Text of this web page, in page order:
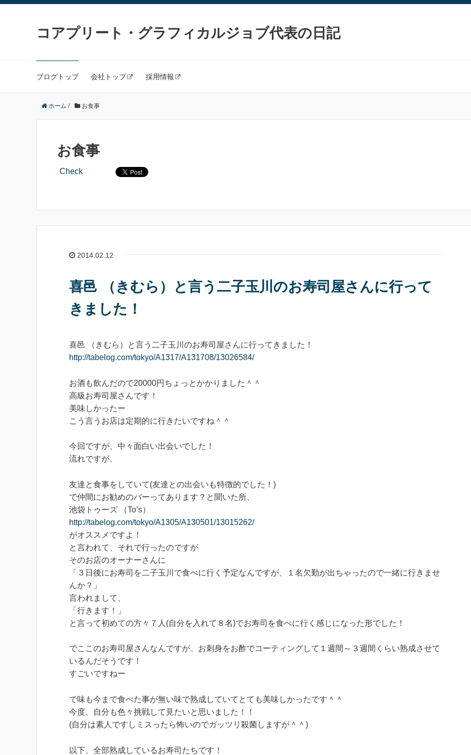
コアプリート・グラフィカルジョブ代表の日記
ブログトップ 会社トップ 採用情報
ホーム / お食事
お食事
Check
2014.02.12
喜邑 （きむら）と言う二子玉川のお寿司屋さんに行って
きました！
喜邑 （きむら）と言う二子玉川のお寿司屋さんに行ってきました！
http://tabelog.com/tokyo/A1317/A131708/13026584/
お酒も飲んだので20000円ちょっとかかりました＾＾
高級お寿司屋さんです！
美味しかったー
こう言うお店は定期的に行きたいですね＾＾
今回ですが、中々面白い出会いでした！
流れですが、
友達と食事をしていて(友達との出会いも特徴的でした！)
で仲間にお勧めのバーってあります？と聞いた所、
池袋トゥーズ （To’s）
http://tabelog.com/tokyo/A1305/A130501/13015262/
がオススメですよ！
と言われて、それで行ったのですが
そのお店のオーナーさんに
「３日後にお寿司を二子玉川で食べに行く予定なんですが、１名欠勤が出ちゃったので一緒に行きませ
んか？」
言われまして、
「行きます！」
と言って初めての方々７人(自分を入れて８名)でお寿司を食べに行く感じになった形でした！
でここのお寿司屋さんなんですが、お刺身をお酢でコーティングして１週間～３週間くらい熟成させて
いるんだそうです！
すごいですねー
で味も今まで食べた事が無い味で熟成していてとても美味しかったです＾＾
今度、自分も色々挑戦して見たいと思いました！！
(自分は素人ですしミスったら怖いのでガッツリ殺菌しますが＾＾)
以下、全部熟成しているお寿司たちです！